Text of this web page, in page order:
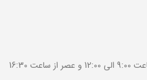
تماس فقط در روزهای کاری صبح از ساعت 9:00 الی 12:00 و عصر از ساعت 16:30